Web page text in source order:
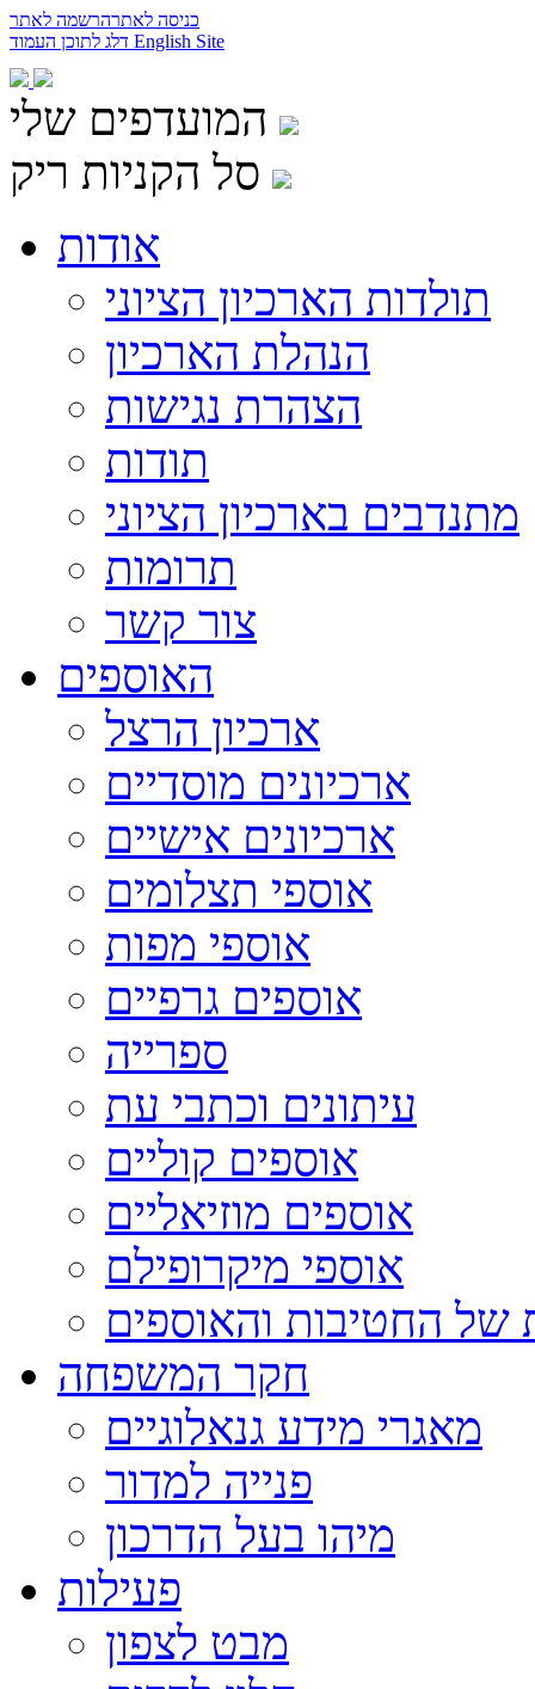
כניסה לאתרהרשמה לאתר
English Site
המועדפים שלי
סל הקניות ריק
אודות
תולדות הארכיון הציוני
הנהלת הארכיון
הצהרת נגישות
תודות
מתנדבים בארכיון הציוני
תרומות
צור קשר
האוספים
ארכיון הרצל
ארכיונים מוסדיים
ארכיונים אישיים
אוספי תצלומים
אוספי מפות
אוספים גרפיים
ספרייה
עיתונים וכתבי עת
אוספים קוליים
אוספים מוזיאליים
אוספי מיקרופילם
של החטיבות והאוספים
חקר המשפחה
מאגרי מידע גנאלוגיים
פנייה למדור
מיהו בעל הדרכון
פעילות
מבט לצפון